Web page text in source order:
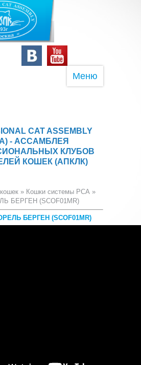
Меню
CAT ASSEMBLY
- АССАМБЛЕЯ
КЛУБОВ
КОШЕК (АПКЛК)
» Кошки системы PCA »
БЕРГЕН (SCOF01MR)
БЕРГЕН (SCOF01MR)